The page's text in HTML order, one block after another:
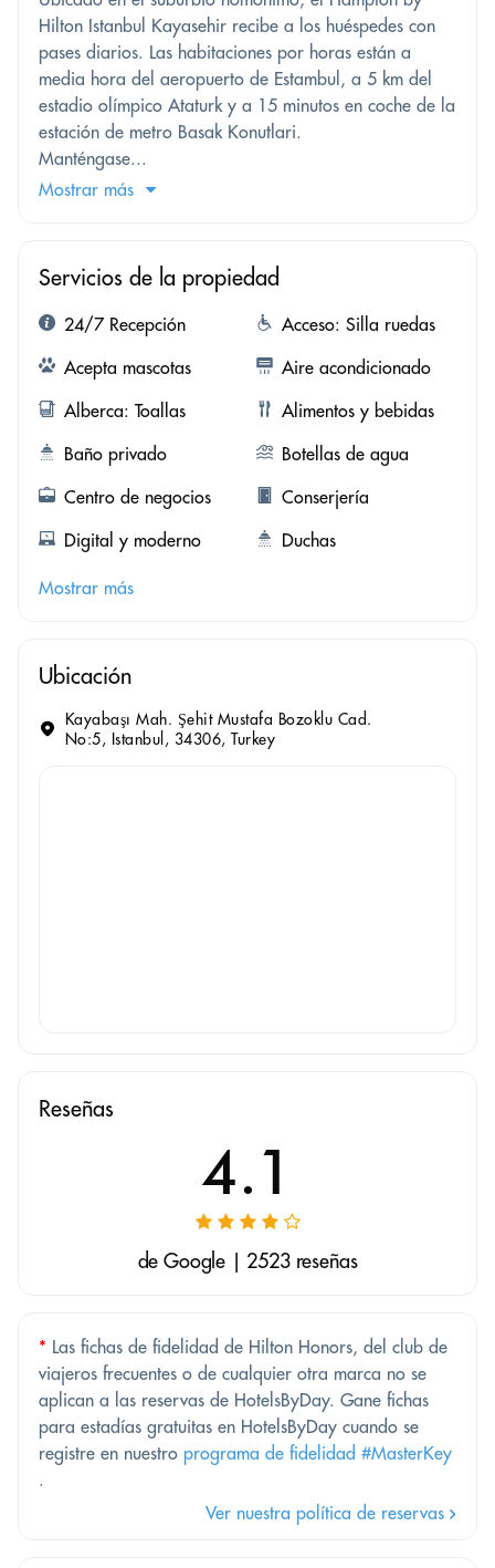
Hilton Istanbul Kayasehir recibe a los huéspedes con
pases diarios. Las habitaciones por horas están a
media hora del aeropuerto de Estambul, a 5 km del
estadio olímpico Ataturk y a 15 minutos en coche de la
estación de metro Basak Konutlari.
Manténgase...
Mostrar más
Servicios de la propiedad
24/7 Recepción
Acceso: Silla ruedas
Acepta mascotas
Aire acondicionado
Alberca: Toallas
Alimentos y bebidas
Baño privado
Botellas de agua
Centro de negocios
Conserjería
Digital y moderno
Duchas
Mostrar más
Ubicación
Kayabaşı Mah. Şehit Mustafa Bozoklu Cad.
No:5, Istanbul, 34306, Turkey
Reseñas
4.1
de Google | 2523 reseñas
* Las fichas de fidelidad de Hilton Honors, del club de
viajeros frecuentes o de cualquier otra marca no se
aplican a las reservas de HotelsByDay. Gane fichas
para estadías gratuitas en HotelsByDay cuando se
registre en nuestro programa de fidelidad #MasterKey
.
Ver nuestra política de reservas